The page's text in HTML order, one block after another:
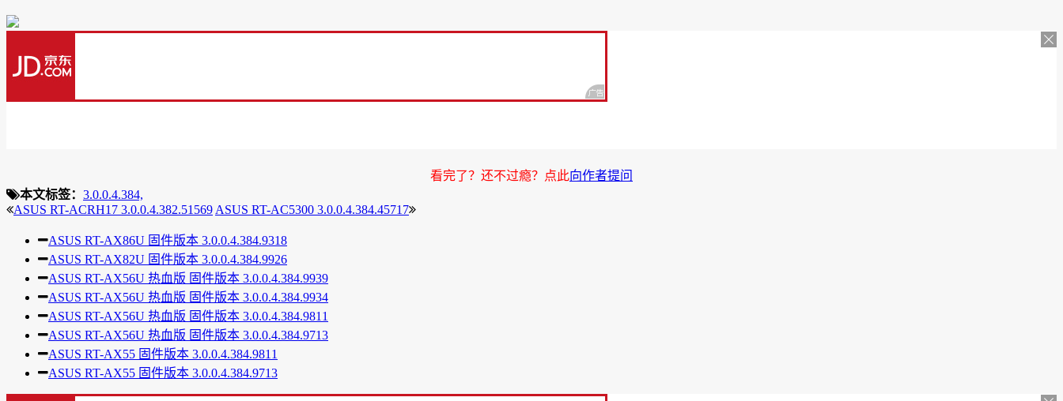
看完了？还不过瘾？点此向作者提问
本文标签： 3.0.0.4.384,
ASUS RT-ACRH17 3.0.0.4.382.51569ASUS RT-AC5300 3.0.0.4.384.45717
ASUS RT-AX86U 固件版本 3.0.0.4.384.9318
ASUS RT-AX82U 固件版本 3.0.0.4.384.9926
ASUS RT-AX56U 热血版 固件版本 3.0.0.4.384.9939
ASUS RT-AX56U 热血版 固件版本 3.0.0.4.384.9934
ASUS RT-AX56U 热血版 固件版本 3.0.0.4.384.9811
ASUS RT-AX56U 热血版 固件版本 3.0.0.4.384.9713
ASUS RT-AX55 固件版本 3.0.0.4.384.9811
ASUS RT-AX55 固件版本 3.0.0.4.384.9713